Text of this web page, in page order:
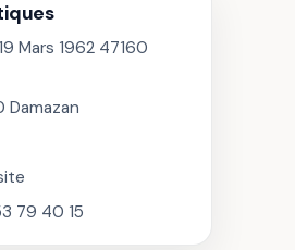
Mars 1962 47160
Damazan
79 40 15